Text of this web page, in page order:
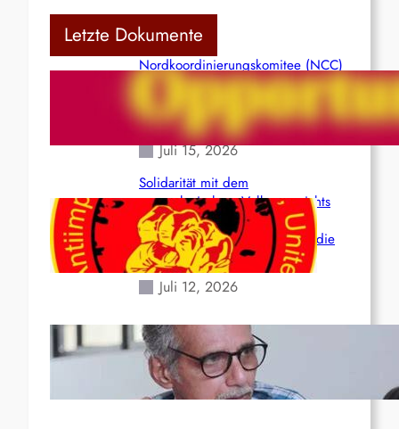
Letzte Dokumente
Nordkoordinierungskomitee (NCC)
der Kommunistischen Partei Indiens
(Maoistisch): Postmoderner
Opportunismus
Juli 15, 2026
Solidarität mit dem
venezolanischem Volk angesichts
der verlorenen Leben und der
katastrophalen Situation durch die
Erdbeben des 24. Juni!
Juli 12, 2026
Indien: „Die Politik der
Kapitulation“ von K. Murali (Ajith)
Juli 1, 2026